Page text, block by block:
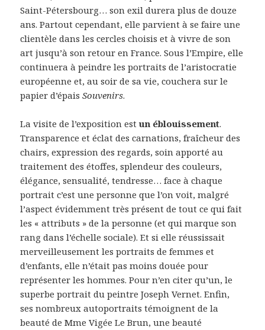
Saint-Pétersbourg… son exil durera plus de douze
ans. Partout cependant, elle parvient à se faire une
clientèle dans les cercles choisis et à vivre de son
art jusqu’à son retour en France. Sous l’Empire, elle
continuera à peindre les portraits de l’aristocratie
européenne et, au soir de sa vie, couchera sur le
papier d’épaisSouvenirs.
La visite de l’exposition estun éblouissement.
Transparence et éclat des carnations, fraîcheur des
chairs, expression des regards, soin apporté au
traitement des étoffes, splendeur des couleurs,
élégance, sensualité, tendresse… face à chaque
portrait c’est une personne que l’on voit, malgré
l’aspect évidemment très présent de tout ce qui fait
les « attributs » de la personne (et qui marque son
rang dans l’échelle sociale). Et si elle réussissait
merveilleusement les portraits de femmes et
d’enfants, elle n’était pas moins douée pour
représenter les hommes. Pour n’en citer qu’un, le
superbe portrait du peintre Joseph Vernet. Enfin,
ses nombreux autoportraits témoignent de la
beauté de Mme Vigée Le Brun, une beauté